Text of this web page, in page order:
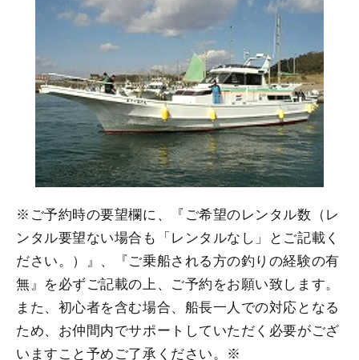
※ご予約時の要望欄に、『ご希望のレンタル数（レ
ンタル要望ない場合も「レンタルなし」とご記載く
ださい。）』、『ご乗船される方の釣りの経験の有
無』を必ずご記載の上、ご予約をお願い致します。
また、初心者を含む場合、船長一人での対応となる
ため、お仲間内でサポートしていただく必要がござ
いますこと予めご了承ください。※